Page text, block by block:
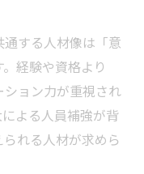
解説
人を選ぶポイン
進市の正社員 急
正社員 募集
する人材像は「意
経験や資格より
ョン力が重視され
よる人員補強が背
れる人材が求めら